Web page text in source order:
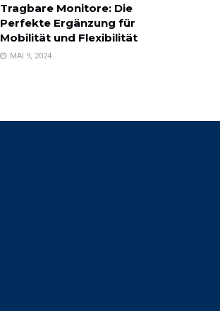
Tragbare Monitore: Die
Perfekte Ergänzung für
Mobilität und Flexibilität
MAI 9, 2024